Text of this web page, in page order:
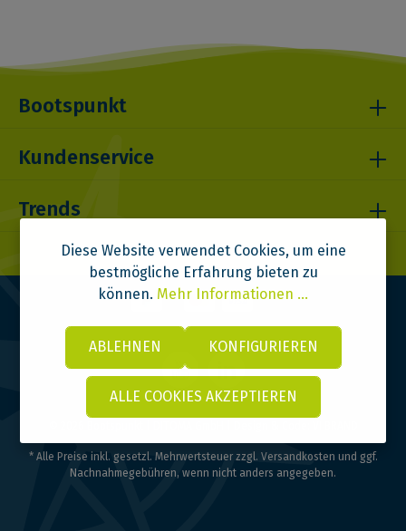
Bootspunkt
Kundenservice
Trends
* Alle Preise inkl. gesetzl. Mehrwertsteuer zzgl. Versandkosten und ggf.
Nachnahmegebühren, wenn nicht anders angegeben.
Diese Website verwendet Cookies, um eine
bestmögliche Erfahrung bieten zu
können. Mehr Informationen ...
ABLEHNEN KONFIGURIEREN
ALLE COOKIES AKZEPTIEREN